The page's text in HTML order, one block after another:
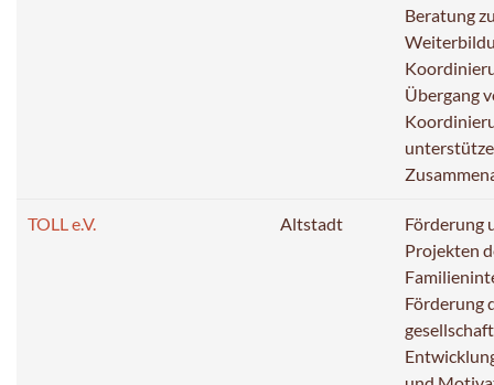
Beratung
Übergang
TOLL e.V. Altstadt
Förderung
Projekten
Förderung